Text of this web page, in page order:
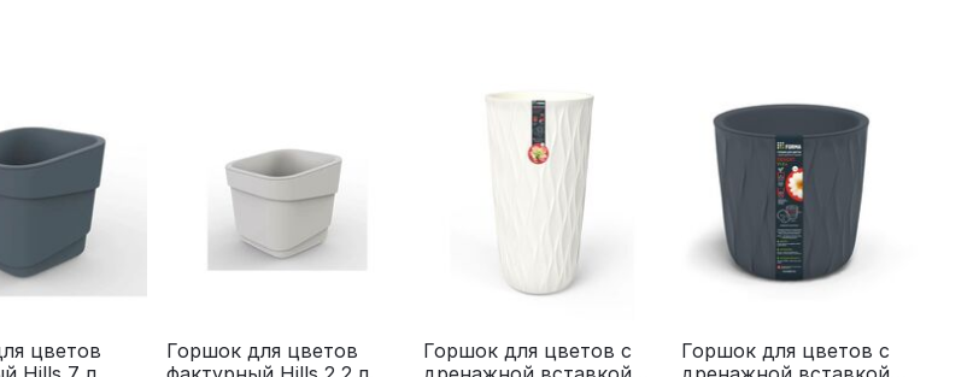
цветов
Горшок для цветов
Горшок для цветов с
Горшок для цветов с